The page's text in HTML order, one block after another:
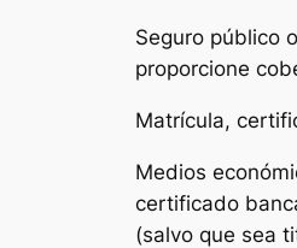
Seguro público
proporcione
Matrícula,
Medios
certificado
(salvo que sea